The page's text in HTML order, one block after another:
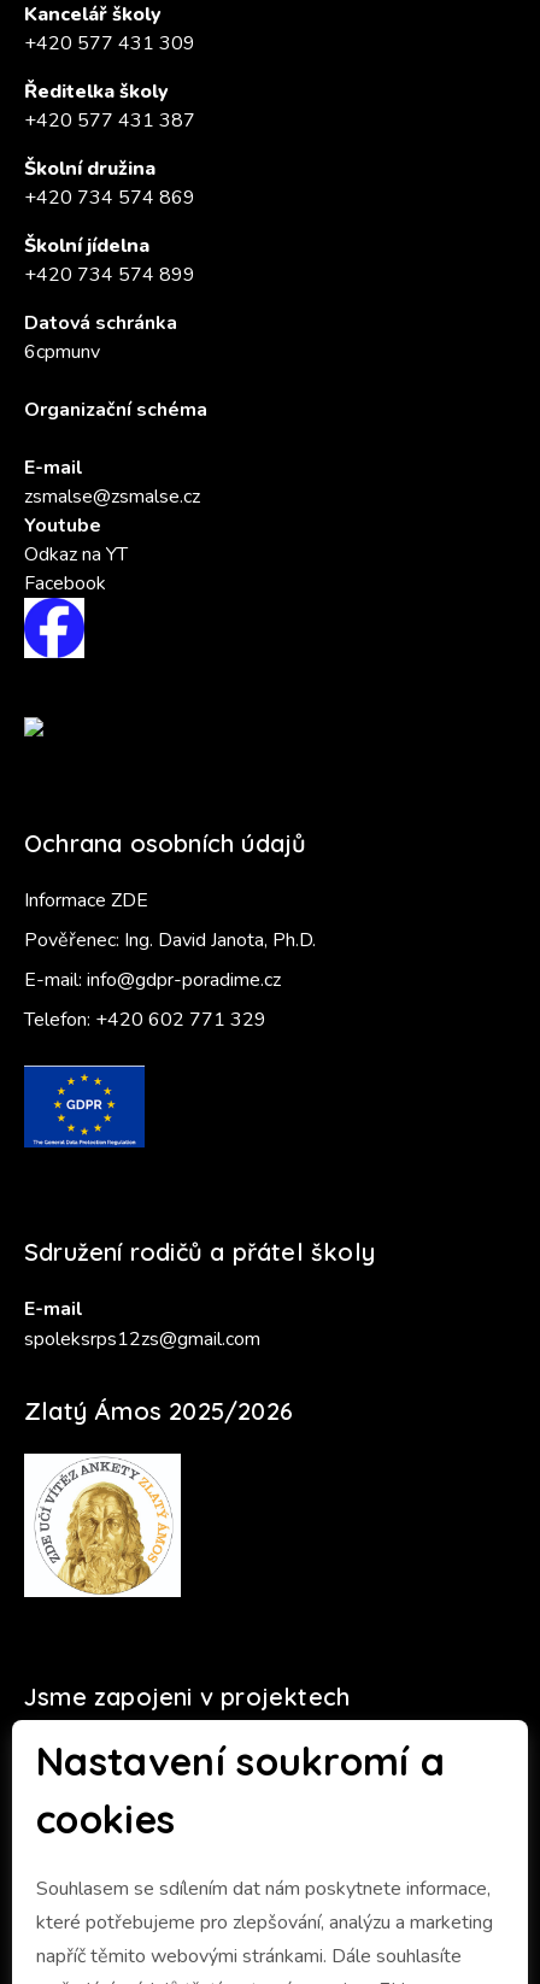
Nastavení soukromí a
cookies
Souhlasem se sdílením dat nám poskytnete informace,
které potřebujeme pro zlepšování, analýzu a marketing
napříč těmito webovými stránkami. Dále souhlasíte
Kancelář školy
+420 577 431 309
Ředitelka školy
+420 577 431 387
Školní družina
+420 734 574 869
Školní jídelna
+420 734 574 899
Datová schránka
6cpmunv
Organizační schéma
E-mail
zsmalse@zsmalse.cz
Youtube
Odkaz na YT
Facebook
Ochrana osobních údajů
Informace ZDE
Pověřenec: Ing. David Janota, Ph.D.
E-mail: info@gdpr-poradime.cz
Telefon: +420 602 771 329
Sdružení rodičů a přátel školy
E-mail
spoleksrps12zs@gmail.com
Zlatý Ámos 2025/2026
Jsme zapojeni v projektech